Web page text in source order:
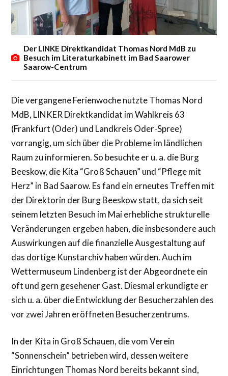
Der LINKE Direktkandidat Thomas Nord MdB zu
Besuch im Literaturkabinett im Bad Saarower
Saarow-Centrum
Die vergangene Ferienwoche nutzte Thomas Nord
MdB, LINKER Direktkandidat im Wahlkreis 63
(Frankfurt (Oder) und Landkreis Oder-Spree)
vorrangig, um sich über die Probleme im ländlichen
Raum zu informieren. So besuchte er u. a. die Burg
Beeskow, die Kita “Groß Schauen” und “Pflege mit
Herz” in Bad Saarow. Es fand ein erneutes Treffen mit
der Direktorin der Burg Beeskow statt, da sich seit
seinem letzten Besuch im Mai erhebliche strukturelle
Veränderungen ergeben haben, die insbesondere auch
Auswirkungen auf die finanzielle Ausgestaltung auf
das dortige Kunstarchiv haben würden. Auch im
Wettermuseum Lindenberg ist der Abgeordnete ein
oft und gern gesehener Gast. Diesmal erkundigte er
sich u. a. über die Entwicklung der Besucherzahlen des
vor zwei Jahren eröffneten Besucherzentrums.
In der Kita in Groß Schauen, die vom Verein
“Sonnenschein” betrieben wird, dessen weitere
Einrichtungen Thomas Nord bereits bekannt sind,